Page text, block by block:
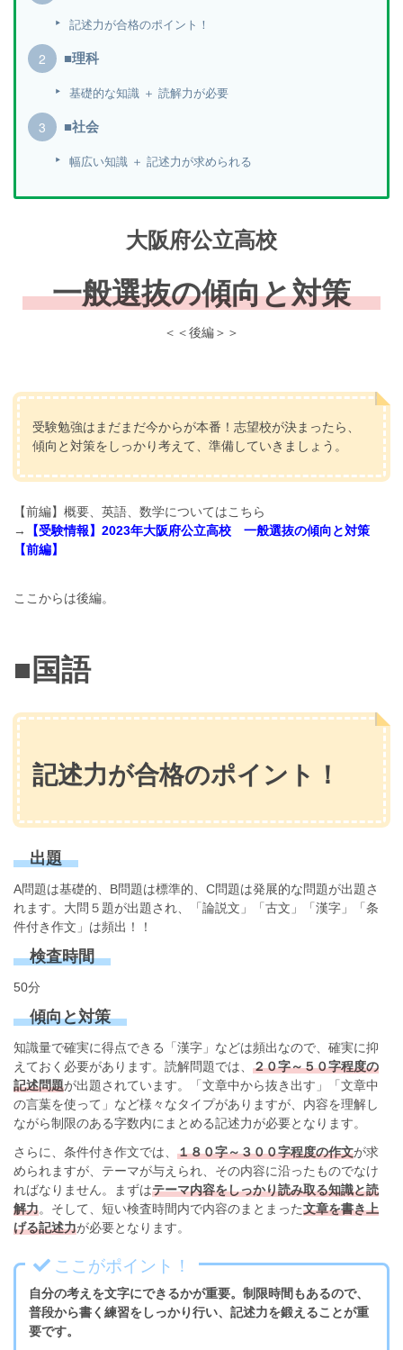
記述力が合格のポイント！
■理科
基礎的な知識 ＋ 読解力が必要
■社会
幅広い知識 ＋ 記述力が求められる
大阪府公立高校
一般選抜の傾向と対策
＜＜後編＞＞
受験勉強はまだまだ今からが本番！志望校が決まったら、
傾向と対策をしっかり考えて、準備していきましょう。
【前編】概要、英語、数学についてはこちら
→
【受験情報】2023年大阪府公立高校 一般選抜の傾向と対策
【前編】
ここからは後編。
■国語
記述力が合格のポイント！
出題
A問題は基礎的、B問題は標準的、C問題は発展的な問題が出題さ
れます。大問５題が出題され、「論説文」「古文」「漢字」「条
件付き作文」は頻出！！
検査時間
50分
傾向と対策
知識量で確実に得点できる「漢字」などは頻出なので、確実に抑
えておく必要があります。読解問題では、 ２０字～５０字程度の
記述問題が出題されています。「文章中から抜き出す」「文章中
の言葉を使って」など様々なタイプがありますが、内容を理解し
ながら制限のある字数内にまとめる記述力が必要となります。
さらに、条件付き作文では、 １８０字～３００字程度の作文が求
められますが、テーマが与えられ、その内容に沿ったものでなけ
ればなりません。まずはテーマ内容をしっかり読み取る知識と読
解力。そして、短い検査時間内で内容のまとまった文章を書き上
げる記述力が必要となります。
ここがポイント！
自分の考えを文字にできるかが重要。制限時間もあるので、
普段から書く練習をしっかり行い、記述力を鍛えることが重
要です。